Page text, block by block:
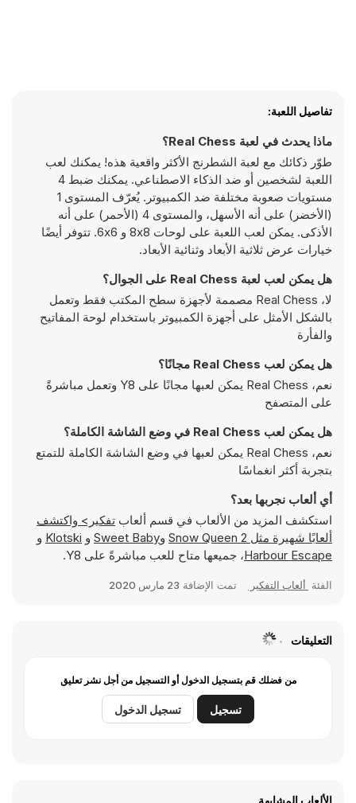
تفاصيل اللعبة:
ماذا يحدث في لعبة Real Chess؟
طوّر ذكائك مع لعبة الشطرنج الأكثر واقعية هذه! يمكنك لعب
اللعبة لشخصين أو ضد الذكاء الاصطناعي. يمكنك ضبط 4
مستويات صعوبة مختلفة ضد الكمبيوتر. يُعرّف المستوى 1
(الأخضر) على أنه الأسهل، والمستوى 4 (الأحمر) على أنه
الأذكى. يمكن لعب اللعبة على لوحات 8x8 و 6x6. تتوفر أيضًا
خيارات عرض ثلاثية الأبعاد وثنائية الأبعاد.
هل يمكن لعب لعبة Real Chess على الجوال؟
لا، Real Chess مصممة لأجهزة سطح المكتب فقط وتعمل
بالشكل الأمثل على أجهزة الكمبيوتر باستخدام لوحة المفاتيح
والفأرة
هل يمكن لعب Real Chess مجانًا؟
نعم، Real Chess يمكن لعبها مجانًا على Y8 وتعمل مباشرةً
على المتصفح
هل يمكن لعب Real Chess في وضع الشاشة الكاملة؟
نعم، Real Chess يمكن لعبها في وضع الشاشة الكاملة للتمتع
بتجربة أكثر انغماسًا
أي ألعاب نجربها بعد؟
استكشف المزيد من الألعاب في قسم ألعاب
تفكير> واكتشف
ألعابًا شهيرة مثل Snow Queen 2 وSweet Baby و Klotski و
Harbour Escape، جميعها متاح للعب مباشرةً على Y8.
الفئة ألعاب التفكير تمت الإضافة 23 مارس 2020
التعليقات
من فضلك قم بتسجيل الدخول أو التسجيل من أجل نشر تعليق
تسجيل تسجيل الدخول
الألعاب المشابهة